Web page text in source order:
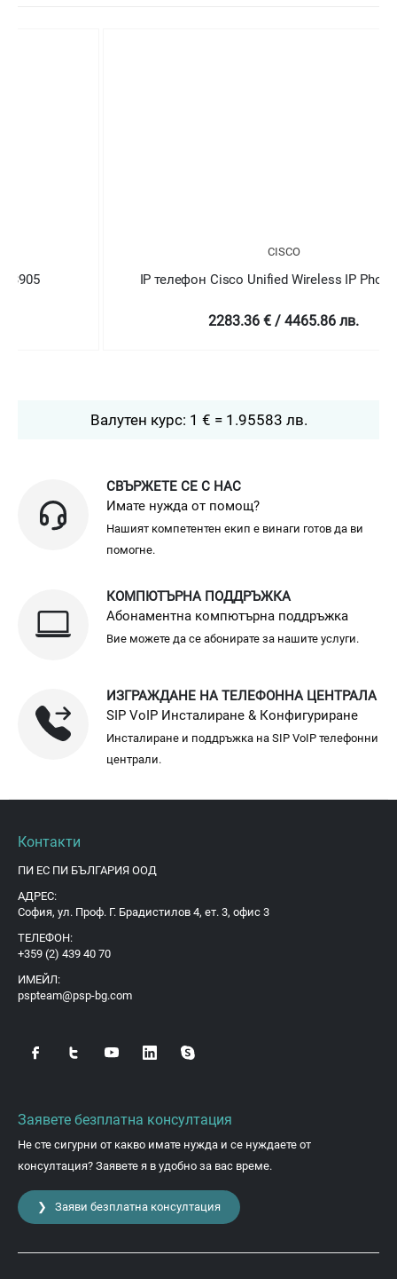
IP телефон Cisco Unified Wireless IP Phone 8821
2283.36 € / 4465.86 лв.
Валутен курс: 1 € = 1.95583 лв.
СВЪРЖЕТЕ СЕ С НАС
Имате нужда от помощ?
Нашият компетентен екип е винаги готов да ви
помогне.
КОМПЮТЪРНА ПОДДРЪЖКА
Абонаментна компютърна поддръжка
Вие можете да се абонирате за нашите услуги.
ИЗГРАЖДАНЕ НА ТЕЛЕФОННА ЦЕНТРАЛА
SIP VoIP Инсталиране & Конфигуриране
Инсталиране и поддръжка на SIP VoIP телефонни
централи.
Контакти
ПИ ЕС ПИ БЪЛГАРИЯ ООД
АДРЕС:
София, ул. Проф. Г. Брадистилов 4, ет. 3, офис 3
ТЕЛЕФОН:
+359 (2) 439 40 70
ИМЕЙЛ:
pspteam@psp-bg.com
Заявете безплатна консултация
Не сте сигурни от какво имате нужда и се нуждаете от
консултация? Заявете я в удобно за вас време.
❯ Заяви безплатна консултация